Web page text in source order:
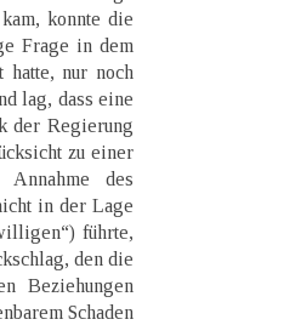
konnte die
Frage in dem
hatte, nur noch
lag, dass eine
der Regierung
zu einer
des
in der Lage
führte,
den die
Beziehungen
Schaden